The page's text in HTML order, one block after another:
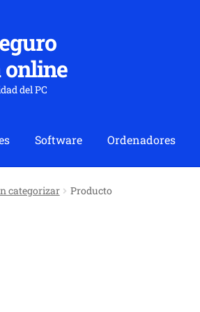
online
del PC
Software Ordenadores
categorizar Producto